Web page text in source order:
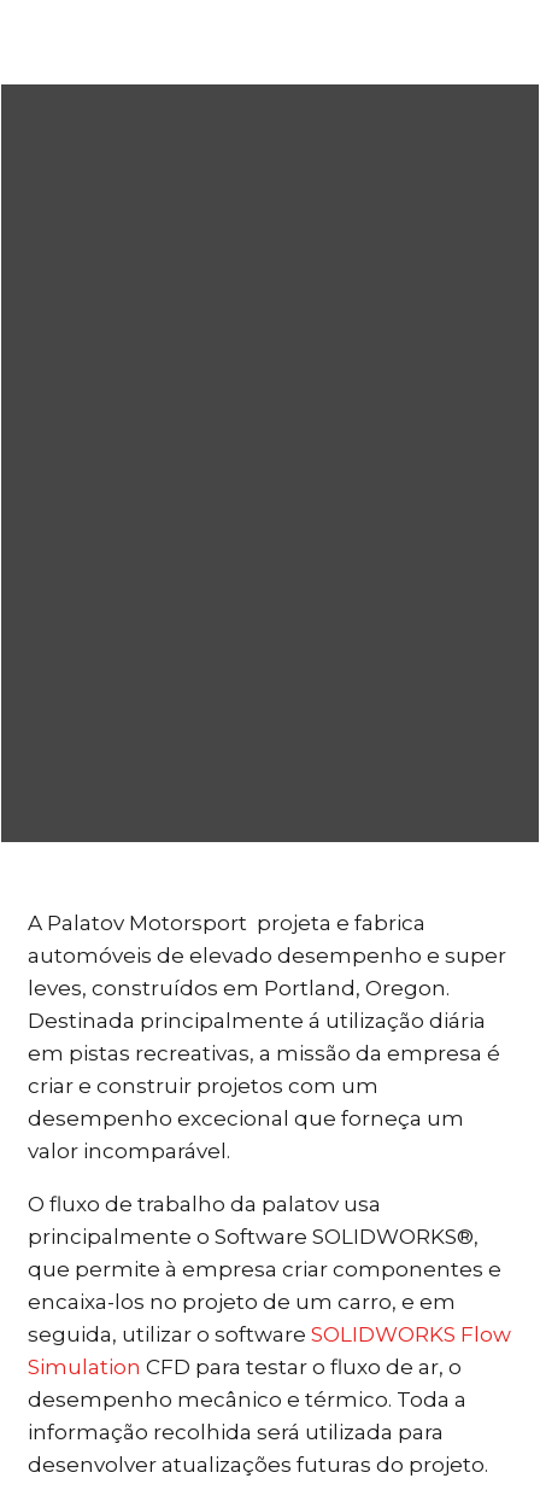
A Palatov Motorsport projeta e fabrica
automóveis de elevado desempenho e super
leves, construídos em Portland, Oregon.
Destinada principalmente á utilização diária
em pistas recreativas, a missão da empresa é
criar e construir projetos com um
desempenho excecional que forneça um
valor incomparável.
O fluxo de trabalho da palatov usa
principalmente o Software SOLIDWORKS®,
que permite à empresa criar componentes e
encaixa-los no projeto de um carro, e em
seguida, utilizar o softwareSOLIDWORKS Flow
Simulation CFD para testar o fluxo de ar, o
desempenho mecânico e térmico. Toda a
informação recolhida será utilizada para
desenvolver atualizações futuras do projeto.